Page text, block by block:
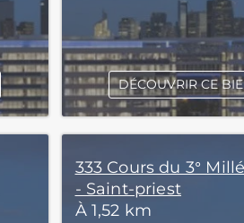
DÉCOUVRIR CE
333 Cours du 3°
- Saint-priest
À 1,52 km